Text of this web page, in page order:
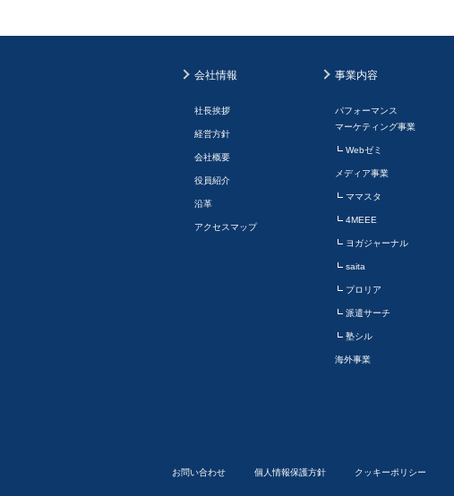
会社情報
社長挨拶
経営方針
会社概要
役員紹介
沿革
アクセスマップ
事業内容
パフォーマンス
マーケティング事業
Webゼミ
メディア事業
ママスタ
4MEEE
ヨガジャーナル
saita
プロリア
派遣サーチ
塾シル
海外事業
お問い合わせ 個人情報保護方針 クッキーポリシー